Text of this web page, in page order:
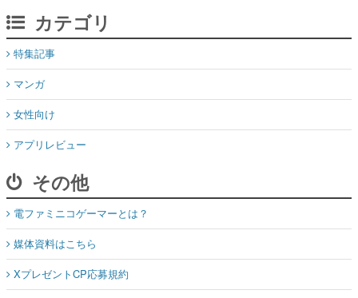
カテゴリ
特集記事
マンガ
女性向け
アプリレビュー
その他
電ファミニコゲーマーとは？
媒体資料はこちら
XプレゼントCP応募規約